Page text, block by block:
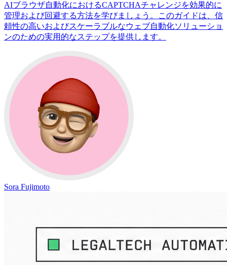
AIブラウザ自動化におけるCAPTCHAチャレンジを効果的に
管理および回避する方法を学びましょう。このガイドは、信
頼性の高いおよびスケーラブルなウェブ自動化ソリューショ
ンのための実用的なステップを提供します。
Sora Fujimoto